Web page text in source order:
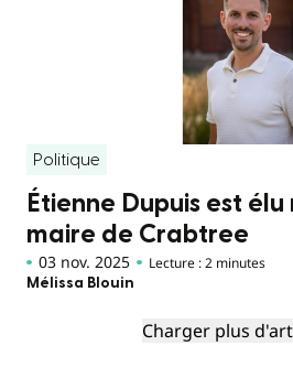
Politique
Étienne Dupuis est
maire de Crabtree
03 nov. 2025 Lecture : 2 minutes
Mélissa Blouin
Charger plus